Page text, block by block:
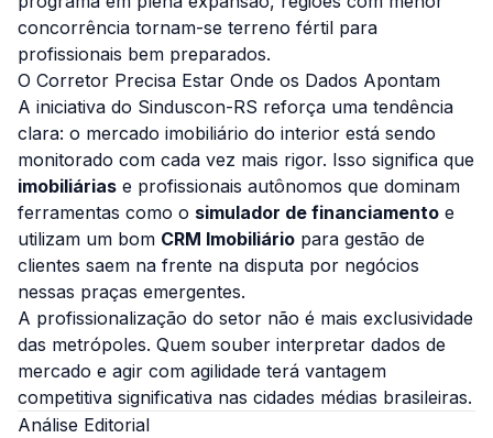
concorrência tornam-se terreno fértil para
profissionais bem preparados.
O Corretor Precisa Estar Onde os Dados Apontam
A iniciativa do Sinduscon-RS reforça uma tendência
clara: o mercado imobiliário do interior está sendo
monitorado com cada vez mais rigor. Isso significa que
imobiliárias e profissionais autônomos que dominam
ferramentas como o simulador de financiamento e
utilizam um bom CRM Imobiliário para gestão de
clientes saem na frente na disputa por negócios
nessas praças emergentes.
A profissionalização do setor não é mais exclusividade
das metrópoles. Quem souber interpretar dados de
mercado e agir com agilidade terá vantagem
competitiva significativa nas cidades médias brasileiras.
Análise Editorial